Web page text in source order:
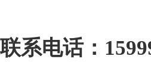
联系电话：